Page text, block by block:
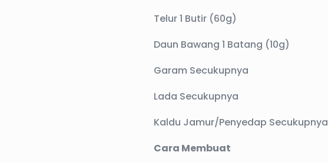
Telur 1 Butir (60g)
Daun Bawang 1 Batang (10g)
Garam Secukupnya
Lada Secukupnya
Kaldu Jamur/Penyedap Secukupnya
Cara Membuat